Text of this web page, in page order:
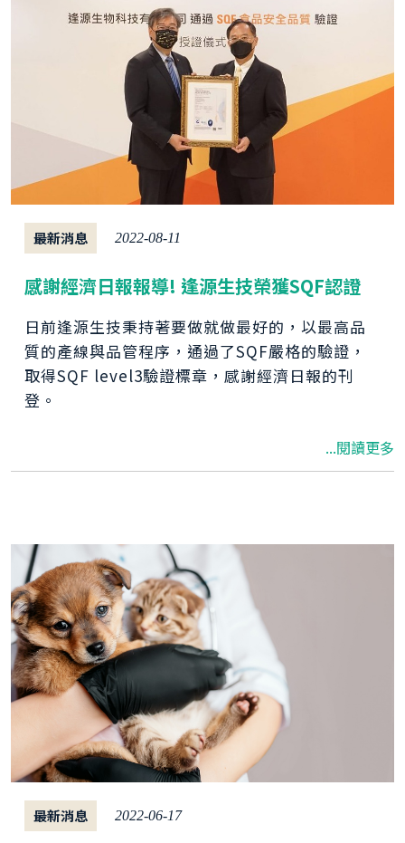
最新消息 2022-08-11
感謝經濟日報報導! 逢源生技榮獲SQF認證
日前逢源生技秉持著要做就做最好的，以最高品
質的產線與品管程序，通過了SQF嚴格的驗證，
取得SQF level3驗證標章，感謝經濟日報的刊
登。
...閱讀更多
最新消息 2022-06-17